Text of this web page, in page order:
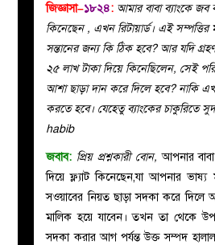
পাতা
করুন
জিজ্ঞাসা–১৮২৪: আমার বাবা ব্যাংকে জব
কিনেছেন , এখন রিটায়ার্ড। এই সম্পত্তির
সন্তানের জন্য কি ঠিক হবে? আর যদি
২৫ লাখ টাকা দিয়ে কিনেছিলেন, সেই
আশা ছাড়া দান করে দিলে হবে? নাকি
করতে হবে। যেহেতু ব্যাংকের চাকুরিতে
habib
জবাব: প্রিয় প্রশ্নকারী বোন, আপনার
দিয়ে ফ্ল্যাট কিনেছেন,যা আপনার
সওয়াবের নিয়ত ছাড়া সদকা করে দিলে
মালিক হয়ে যাবেন। তখন তা থেকে
সদকা করার আগ পর্যন্ত উক্ত সম্পদ